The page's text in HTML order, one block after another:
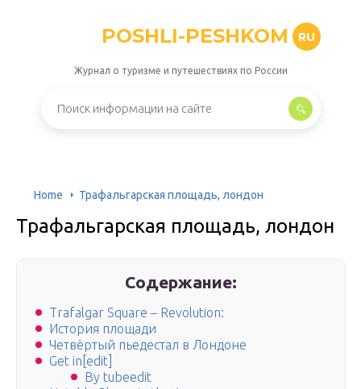
POSHLI-PESHKOM RU
Журнал о туризме и путешествиях по России
Home Трафальгарская площадь, лондон
Трафальгарская площадь, лондон
Содержание:
Trafalgar Square – Revolution:
История площади
Четвёртый пьедестал в Лондоне
Get in[edit]
By tubeedit